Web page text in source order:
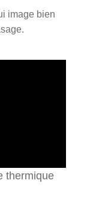
image bien
thermique